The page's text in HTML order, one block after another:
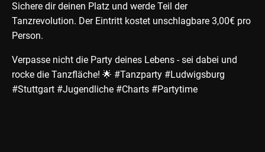
Sichere dir deinen Platz und werde Teil der
Tanzrevolution. Der Eintritt kostet unschlagbare 3,00€ pro
Person.
Verpasse nicht die Party deines Lebens - sei dabei und
rocke die Tanzfläche! 🌟 #Tanzparty #Ludwigsburg
#Stuttgart #Jugendliche #Charts #Partytime